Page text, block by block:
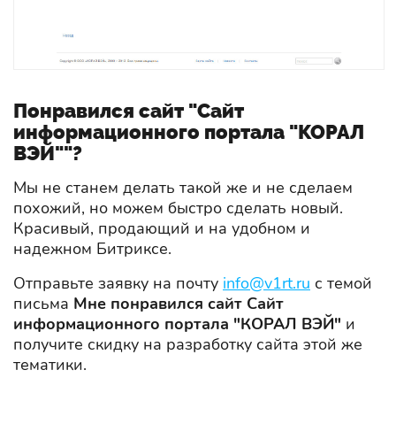
Понравился сайт "Сайт
информационного портала "КОРАЛ
ВЭЙ""?
Мы не станем делать такой же и не сделаем
похожий, но можем быстро сделать новый.
Красивый, продающий и на удобном и
надежном Битриксе.
Отправьте заявку на почту info@v1rt.ru с темой
письма Мне понравился сайт Сайт
информационного портала "КОРАЛ ВЭЙ" и
получите скидку на разработку сайта этой же
тематики.